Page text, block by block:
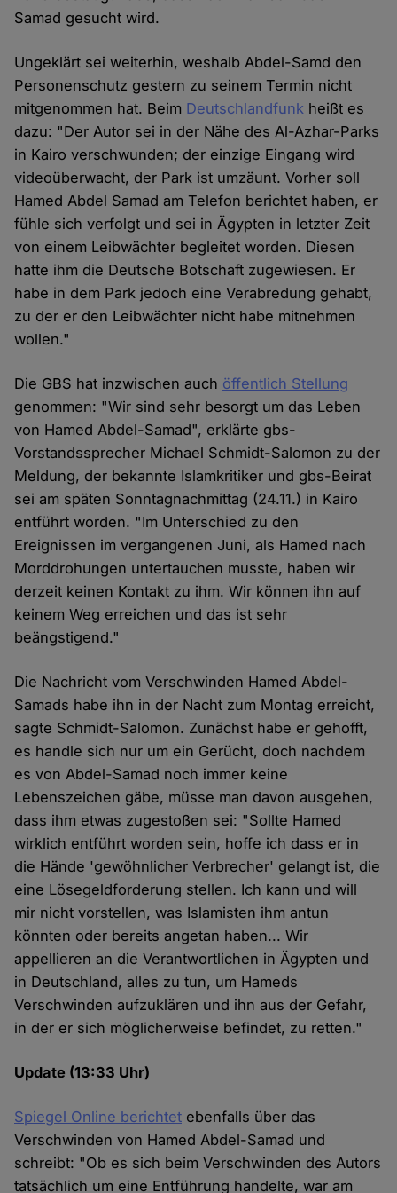
Samad gesucht wird.
Ungeklärt sei weiterhin, weshalb Abdel-Samd den
Personenschutz gestern zu seinem Termin nicht
mitgenommen hat. Beim Deutschlandfunk heißt es
dazu: "Der Autor sei in der Nähe des Al-Azhar-Parks
in Kairo verschwunden; der einzige Eingang wird
videoüberwacht, der Park ist umzäunt. Vorher soll
Hamed Abdel Samad am Telefon berichtet haben, er
fühle sich verfolgt und sei in Ägypten in letzter Zeit
von einem Leibwächter begleitet worden. Diesen
hatte ihm die Deutsche Botschaft zugewiesen. Er
habe in dem Park jedoch eine Verabredung gehabt,
zu der er den Leibwächter nicht habe mitnehmen
wollen."
Die GBS hat inzwischen auch öffentlich Stellung
genommen: "Wir sind sehr besorgt um das Leben
von Hamed Abdel-Samad", erklärte gbs-
Vorstandssprecher Michael Schmidt-Salomon zu der
Meldung, der bekannte Islamkritiker und gbs-Beirat
sei am späten Sonntagnachmittag (24.11.) in Kairo
entführt worden. "Im Unterschied zu den
Ereignissen im vergangenen Juni, als Hamed nach
Morddrohungen untertauchen musste, haben wir
derzeit keinen Kontakt zu ihm. Wir können ihn auf
keinem Weg erreichen und das ist sehr
beängstigend."
Die Nachricht vom Verschwinden Hamed Abdel-
Samads habe ihn in der Nacht zum Montag erreicht,
sagte Schmidt-Salomon. Zunächst habe er gehofft,
es handle sich nur um ein Gerücht, doch nachdem
es von Abdel-Samad noch immer keine
Lebenszeichen gäbe, müsse man davon ausgehen,
dass ihm etwas zugestoßen sei: "Sollte Hamed
wirklich entführt worden sein, hoffe ich dass er in
die Hände 'gewöhnlicher Verbrecher' gelangt ist, die
eine Lösegeldforderung stellen. Ich kann und will
mir nicht vorstellen, was Islamisten ihm antun
könnten oder bereits angetan haben... Wir
appellieren an die Verantwortlichen in Ägypten und
in Deutschland, alles zu tun, um Hameds
Verschwinden aufzuklären und ihn aus der Gefahr,
in der er sich möglicherweise befindet, zu retten."
Update (13:33 Uhr)
Spiegel Online berichtet ebenfalls über das
Verschwinden von Hamed Abdel-Samad und
schreibt: "Ob es sich beim Verschwinden des Autors
tatsächlich um eine Entführung handelte, war am